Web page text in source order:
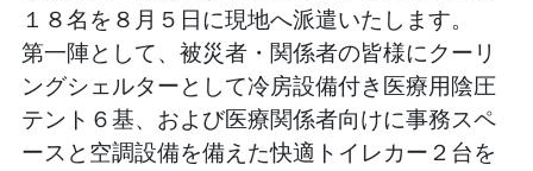
１８名を８月５日に現地へ派遣いたします。
第一陣として、被災者・関係者の皆様にクーリ
ングシェルターとして冷房設備付き医療用陰圧
テント６基、および医療関係者向けに事務スペ
ースと空調設備を備えた快適トイレカー２台を